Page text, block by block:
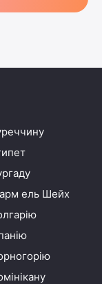
ель Шейх